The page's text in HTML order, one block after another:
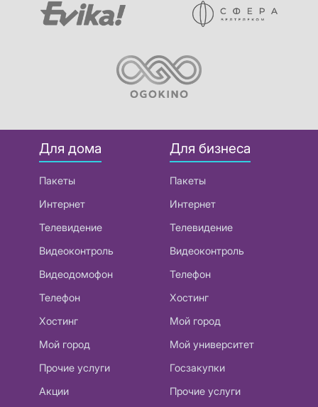
Для дома
Пакеты
Интернет
Телевидение
Видеоконтроль
Видеодомофон
Телефон
Хостинг
Мой город
Прочие услуги
Акции
Для бизнеса
Пакеты
Интернет
Телевидение
Видеоконтроль
Телефон
Хостинг
Мой город
Мой университет
Госзакупки
Прочие услуги